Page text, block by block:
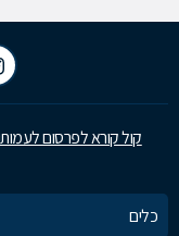
קול קורא לפרסום
כלים